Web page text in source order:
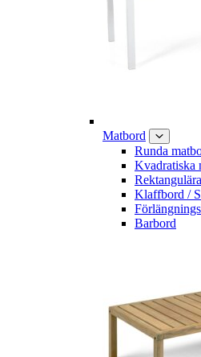
Matbord
Runda
Kvadratiska
Klaffbord /
Barbord